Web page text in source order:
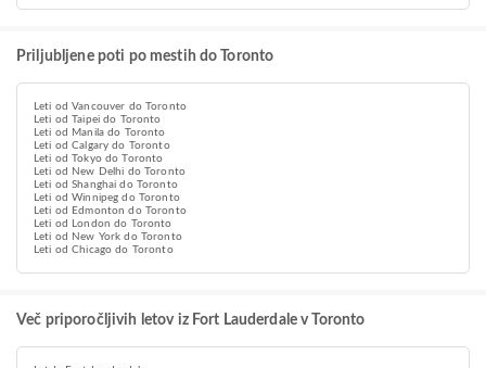
Priljubljene poti po mestih do Toronto
Leti od Vancouver do Toronto
Leti od Taipei do Toronto
Leti od Manila do Toronto
Leti od Calgary do Toronto
Leti od Tokyo do Toronto
Leti od New Delhi do Toronto
Leti od Shanghai do Toronto
Leti od Winnipeg do Toronto
Leti od Edmonton do Toronto
Leti od London do Toronto
Leti od New York do Toronto
Leti od Chicago do Toronto
Več priporočljivih letov iz Fort Lauderdale v Toronto